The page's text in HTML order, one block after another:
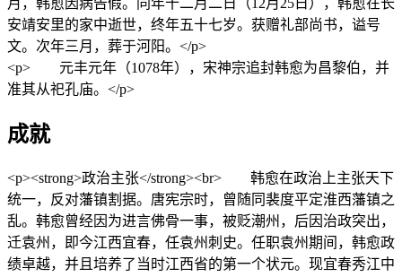
月，韩愈因病告假。同年十二月二日（12月25日），韩愈在长
安靖安里的家中逝世，终年五十七岁。获赠礼部尚书，谥号
文。次年三月，葬于河阳。</p>
<p> 元丰元年（1078年），宋神宗追封韩愈为昌黎伯，并
准其从祀孔庙。</p>
成就
<p><strong>政治主张</strong><br> 韩愈在政治上主张天下
统一，反对藩镇割据。唐宪宗时，曾随同裴度平定淮西藩镇之
乱。韩愈曾经因为进言佛骨一事，被贬潮州，后因治政突出，
迁袁州，即今江西宜春，任袁州刺史。任职袁州期间，韩愈政
绩卓越，并且培养了当时江西省的第一个状元。现宜春秀江中